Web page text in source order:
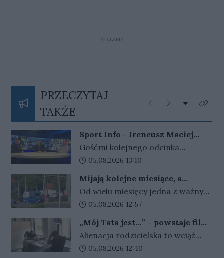
REKLAMA
PRZECZYTAJ
TAKŻE
Poprzednie
Następne
Rozwiń
Kliknij
Sport Info - Ireneusz Maciej
Zmora, Przemysław Ciućka i
Jarosław Miłkowski
Gośćmi kolejnego odcinka
programu Sport Info byli –
prezes Stali Gorzów, Jarosław
Miłkowski dziennikarz Gazety
Lubuskiej i portalu Gorzów Nasze
Miasto i Przemysław Ciućka
dziennikarz Przeglądu
Sportowego.
Data dodania artykułu:
05.08.2026 13:10
Mijają kolejne miesiące, a
problem w Gorzowie nadal nie
został rozwiązany
Od wielu miesięcy jedna z ważnych
instalacji na rondzie Santockim w
Choć od uszkodzenia urządzeń
minęło już sporo czasu,
mieszkańcy i kierowcy nadal nie
Data dodania artykułu:
05.08.2026 12:57
„Mój Tata jest…” – powstaje film
o alienacji rodzicielskiej
Alienacja rodzicielska to wciąż
ważny problem, o którym trzeba
Data dodania artykułu:
05.08.2026 12:40